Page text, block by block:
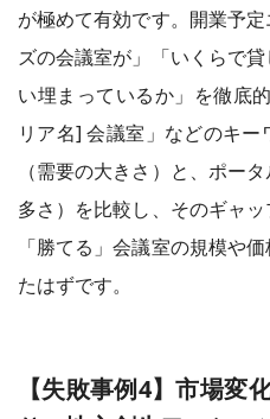
が極めて有効です。開業予
ズの会議室が」「いくらで
い埋まっているか」を徹底
リア名] 会議室」などのキ
（需要の大きさ）と、ポー
多さ）を比較し、そのギャ
「勝てる」会議室の規模や
たはずです。
【失敗事例4】市場変